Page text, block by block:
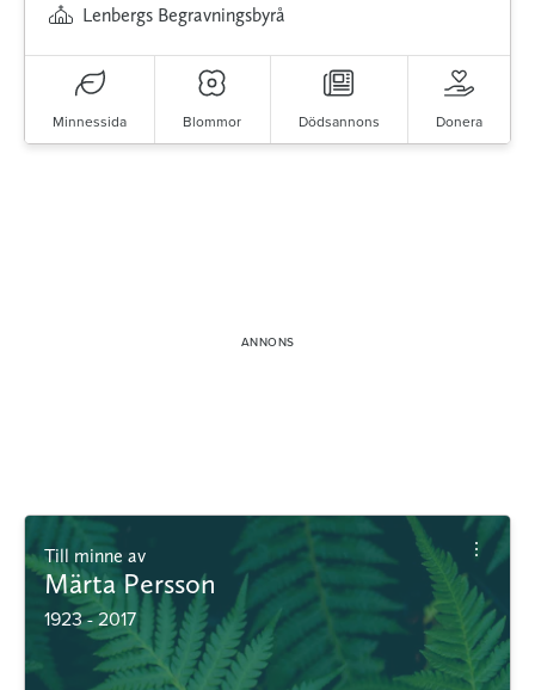
Lenbergs Begravningsbyrå
Minnessida Blommor Dödsannons Donera
Till minne av
Märta Persson
1923 - 2017